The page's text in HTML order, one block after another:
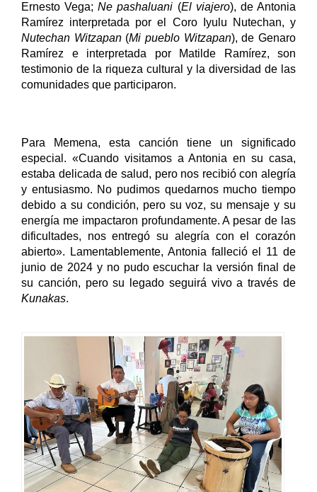
Ernesto Vega; Ne pashaluani (El viajero), de Antonia
Nutechan Witzapan (Mi pueblo Witzapan), de Genaro
Ramírez e interpretada por Matilde Ramírez, son
testimonio de la riqueza cultural y la diversidad de las
comunidades que participaron.
Para Memena, esta canción tiene un significado
especial. «Cuando visitamos a Antonia en su casa,
estaba delicada de salud, pero nos recibió con alegría
y entusiasmo. No pudimos quedarnos mucho tiempo
debido a su condición, pero su voz, su mensaje y su
energía me impactaron profundamente. A pesar de las
dificultades, nos entregó su alegría con el corazón
abierto». Lamentablemente, Antonia falleció el 11 de
junio de 2024 y no pudo escuchar la versión final de
Kunakas.